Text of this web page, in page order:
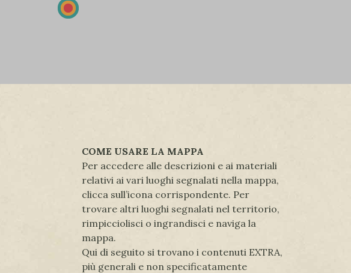
COME USARE LA MAPPA
Per accedere alle descrizioni e ai materiali
relativi ai vari luoghi segnalati nella mappa,
clicca sull’icona corrispondente. Per
trovare altri luoghi segnalati nel territorio,
rimpicciolisci o ingrandisci e naviga la
mappa.
Qui di seguito si trovano i contenuti EXTRA,
più generali e non specificatamente